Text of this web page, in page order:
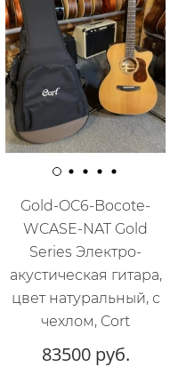
Gold-OC6-Bocote-
WCASE-NAT Gold
Series Электро-
акустическая гитара,
цвет натуральный, с
чехлом, Cort
83500 руб.